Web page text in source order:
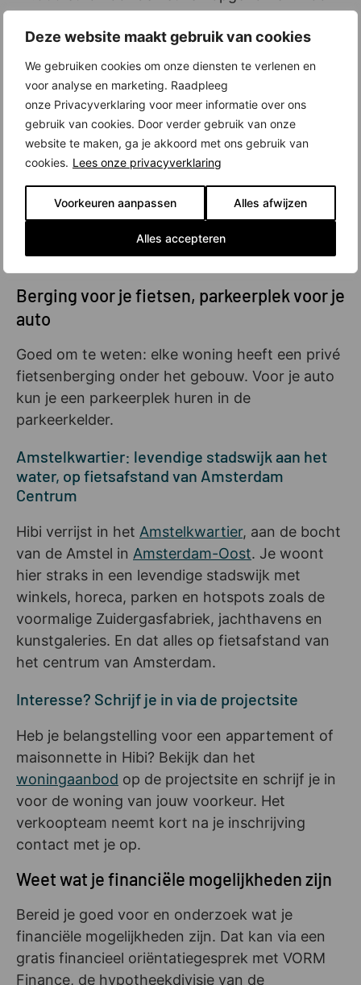
Deze website maakt gebruik van cookies
We gebruiken cookies om onze diensten te verlenen en
voor analyse en marketing. Raadpleeg
onze Privacyverklaring voor meer informatie over ons
gebruik van cookies. Door verder gebruik van onze
website te maken, ga je akkoord met ons gebruik van
cookies. Lees onze privacyverklaring
Voorkeuren aanpassen Alles afwijzen
Alles accepteren
de maisonnettes is die stelpost 15.000 euro. Zo
heb je alle vrijheid om een keuken naar eigen
smaak te kiezen.
Lagere energierekening, meer lenen,
parkeerplek voor je auto
De appartementen en maisonnettes in Hibi zijn
zeer energiezuinig. Dat is te danken aan (onder
meer) zonnepanelen, de uitstekende isolatie,
een bodemwarmtepomp en
warmteterugwinning. Dit scheelt in je
energierekening en je kunt nog meer lenen ook.
Berging voor je fietsen, parkeerplek voor je
auto
Goed om te weten: elke woning heeft een privé
fietsenberging onder het gebouw. Voor je auto
kun je een parkeerplek huren in de
parkeerkelder.
Amstelkwartier: levendige stadswijk aan het
water, op fietsafstand van Amsterdam
Centrum
Hibi verrijst in het Amstelkwartier, aan de bocht
van de Amstel in Amsterdam-Oost. Je woont
hier straks in een levendige stadswijk met
winkels, horeca, parken en hotspots zoals de
voormalige Zuidergasfabriek, jachthavens en
kunstgaleries. En dat alles op fietsafstand van
het centrum van Amsterdam.
Interesse? Schrijf je in via de projectsite
Heb je belangstelling voor een appartement of
maisonnette in Hibi? Bekijk dan het
woningaanbod op de projectsite en schrijf je in
voor de woning van jouw voorkeur. Het
verkoopteam neemt kort na je inschrijving
contact met je op.
Weet wat je financiële mogelijkheden zijn
Bereid je goed voor en onderzoek wat je
financiële mogelijkheden zijn. Dat kan via een
gratis financieel oriëntatiegesprek met VORM
Finance, de hypotheekdivisie van de